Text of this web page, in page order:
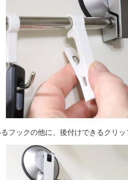
るフックの他に、後付けできるクリ